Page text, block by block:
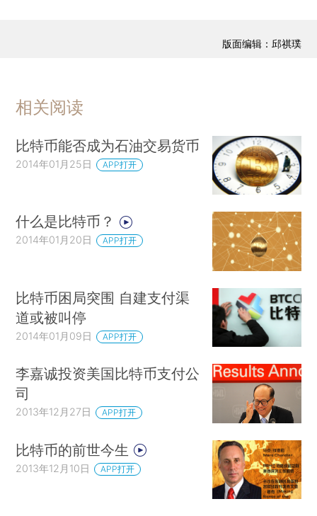
版面编辑：邱祺璞
相关阅读
比特币能否成为石油交易货币
2014年01月25日 APP打开
什么是比特币？
2014年01月20日 APP打开
比特币困局突围 自建支付渠
道或被叫停
2014年01月09日 APP打开
李嘉诚投资美国比特币支付公
司
2013年12月27日 APP打开
比特币的前世今生
2013年12月10日 APP打开